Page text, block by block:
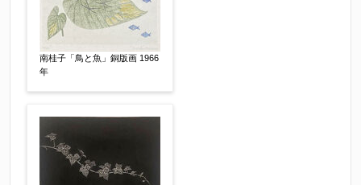
個人情報の取扱い
す。（確認画面は表示されません）
南桂子「鳥と魚」銅版画 1966
年